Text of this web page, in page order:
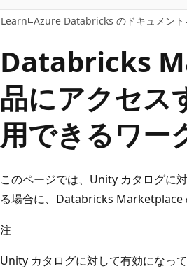
に
ス
ッ
プ
Learn Azure Databricks のドキュメント
Databricks
品にアクセ
用できるワー
このページでは、Unity カタログに
る場合に、Databricks Marketplace
注
Unity カタログに対して有効になっ